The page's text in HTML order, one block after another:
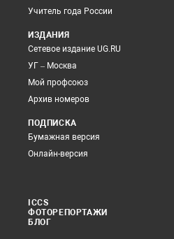
Учитель года России
ИЗДАНИЯ
Сетевое издание UG.RU
УГ – Москва
Мой профсоюз
Архив номеров
ПОДПИСКА
Бумажная версия
Онлайн-версия
ICCS
ФОТОРЕПОРТАЖИ
БЛОГ